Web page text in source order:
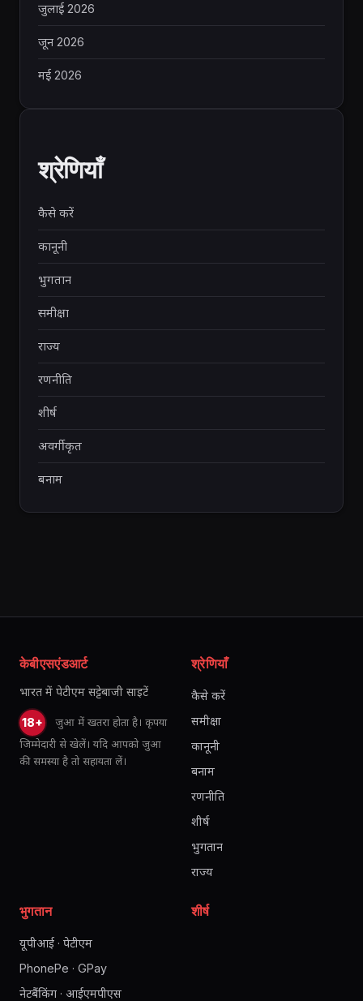
जुलाई 2026
जून 2026
मई 2026
श्रेणियाँ
कैसे करें
कानूनी
भुगतान
समीक्षा
राज्य
रणनीति
शीर्ष
अवर्गीकृत
बनाम
केबीएसएंडआर्ट
भारत में पेटीएम सट्टेबाजी साइटें
18+
जुआ में खतरा होता है। कृपया
जिम्मेदारी से खेलें। यदि आपको जुआ
की समस्या है तो सहायता लें।
श्रेणियाँ
कैसे करें
समीक्षा
कानूनी
बनाम
रणनीति
शीर्ष
भुगतान
राज्य
भुगतान
यूपीआई · पेटीएम
PhonePe · GPay
नेटबैंकिंग · आईएमपीएस
शीर्ष